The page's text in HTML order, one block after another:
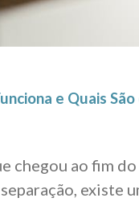
e Quais
chegou ao fim
existe